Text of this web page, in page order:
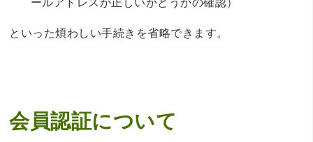
といった煩わしい手続きを省略できます。
会員認証について